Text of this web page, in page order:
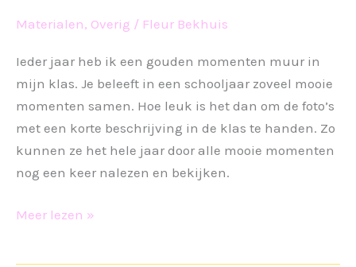
Materialen, Overig / Fleur Bekhuis
Ieder jaar heb ik een gouden momenten muur in
mijn klas. Je beleeft in een schooljaar zoveel mooie
momenten samen. Hoe leuk is het dan om de foto’s
met een korte beschrijving in de klas te handen. Zo
kunnen ze het hele jaar door alle mooie momenten
nog een keer nalezen en bekijken.
Gouden
Meer lezen »